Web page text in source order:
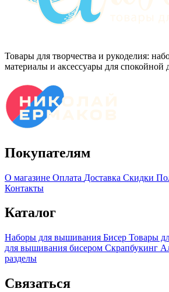
Товары для творчества и рукоделия:
материалы и аксессуары для
Покупателям
О магазине Оплата Доставка Скидки
Контакты
Каталог
Наборы для вышивания Бисер Товары
для вышивания бисером Скрапбукинг
разделы
Связаться